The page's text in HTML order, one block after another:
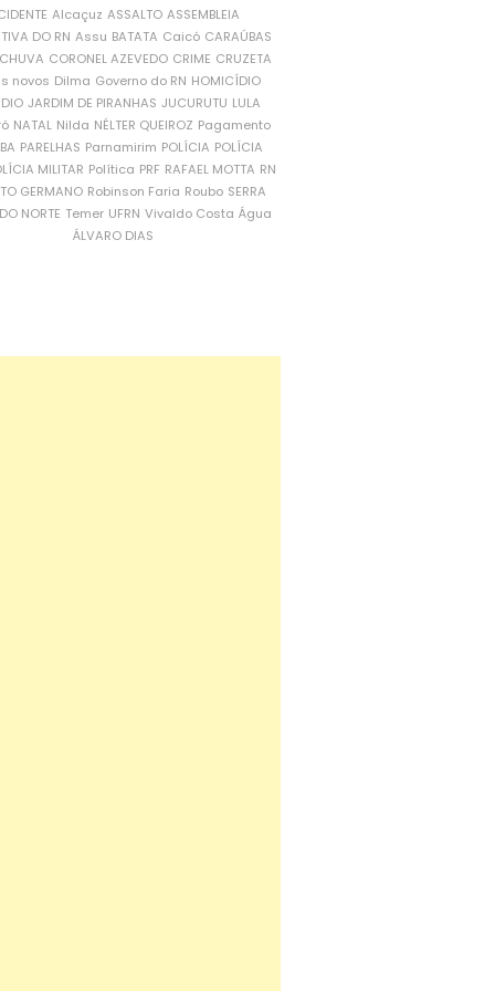
Alcaçuz ASSALTO ASSEMBLEIA
DO RN Assu BATATA Caicó CARAÚBAS
CORONEL AZEVEDO CRIME CRUZETA
novos Dilma Governo do RN HOMICÍDIO
JARDIM DE PIRANHAS JUCURUTU LULA
NATAL Nilda NÉLTER QUEIROZ Pagamento
PARELHAS Parnamirim POLÍCIA POLÍCIA
MILITAR Política PRF RAFAEL MOTTA RN
GERMANO Robinson Faria Roubo SERRA
NORTE Temer UFRN Vivaldo Costa Água
ÁLVARO DIAS